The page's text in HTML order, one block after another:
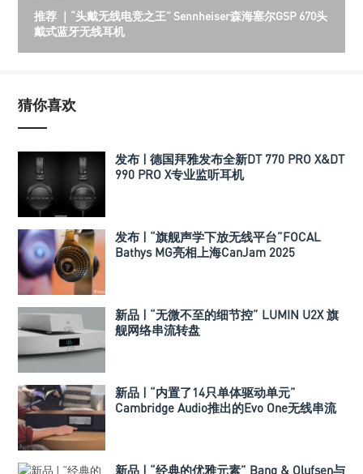
推荐 ｜“头戴无线电竞之王” Sennheiser森海塞尔GSP 670头
戴式蓝牙无线耳机
猜你喜欢
发布 | 德国拜雅发布全新DT 770 PRO X&DT
990 PRO X专业监听耳机
发布 | “旗舰声学下放无线平台”FOCAL
Bathys MG亮相上海CanJam 2025
新品 | “无微不至的细节控” LUMIN U2X 旗
舰网络串流转盘
新品 | “内置了14只单体驱动单元”
Cambridge Audio推出的Evo One无线串流
新品 | “经典的优雅元素” Bang & Olufsen与